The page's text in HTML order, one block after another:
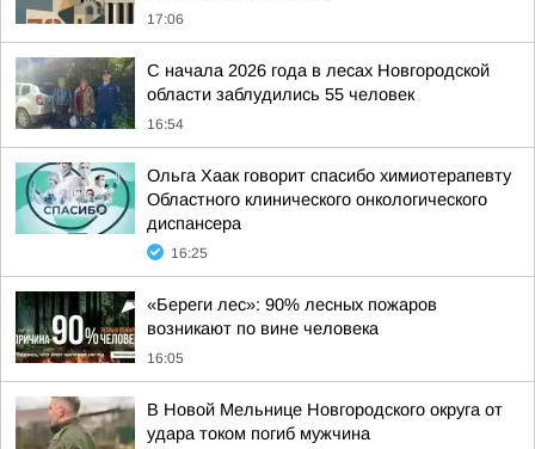
17:06
С начала 2026 года в лесах Новгородской
области заблудились 55 человек
16:54
Ольга Хаак говорит спасибо химиотерапевту
Областного клинического онкологического
диспансера
16:25
«Береги лес»: 90% лесных пожаров
возникают по вине человека
16:05
В Новой Мельнице Новгородского округа от
удара током погиб мужчина